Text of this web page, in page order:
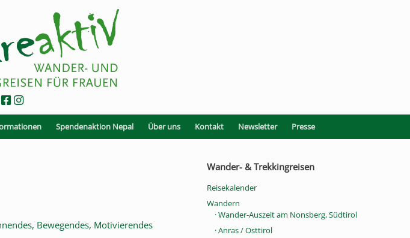
Spendenaktion Nepal Über uns Kontakt Newsletter Presse
Bewegendes, Motivierendes
Wander- & Trekkingreisen
Reisekalender
Wandern
· Wander-Auszeit am Nonsberg, Südtirol
· Anras / Osttirol